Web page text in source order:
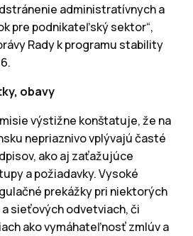
administratívnych a
pre podnikateľský sektor“,
Rady k programu stability
obavy
výstižne konštatuje, že na
nepriaznivo vplývajú časté
ako aj zaťažujúce
a požiadavky. Vysoké
prekážky pri niektorých
sieťových odvetviach, či
ako vymáhateľnosť zmlúv a